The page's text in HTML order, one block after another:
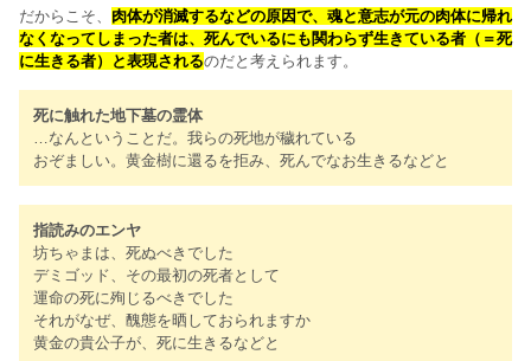
だからこそ、 肉体が消滅するなどの原因で、魂と意志が元の肉体に帰れ
なくなってしまった者は、死んでいるにも関わらず生きている者（＝死
に生きる者）と表現されるのだと考えられます。
死に触れた地下墓の霊体
…なんということだ。我らの死地が穢れている
おぞましい。黄金樹に還るを拒み、死んでなお生きるなどと
指読みのエンヤ
坊ちゃまは、死ぬべきでした
デミゴッド、その最初の死者として
運命の死に殉じるべきでした
それがなぜ、醜態を晒しておられますか
黄金の貴公子が、死に生きるなどと